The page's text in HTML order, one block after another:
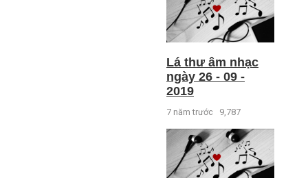
Lá thư âm nhạc
ngày 26 - 09 -
2019
7 năm trước 9,787